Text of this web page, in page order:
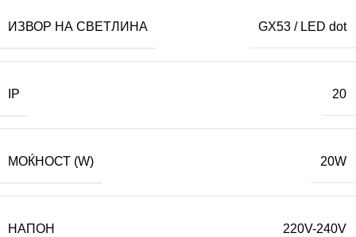
ИЗВОР НА СВЕТЛИНА GX53 / LED dot
IP 20
МОЌНОСТ (W) 20W
НАПОН 220V-240V